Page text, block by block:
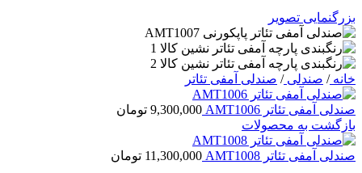
بزرگنمایی تصویر
خانه/ صندلی/ صندلی آمفی تئاتر
صندلی آمفی تئاتر AMT1006 9,300,000 تومان
بازگشت به محصولات
صندلی آمفی تئاتر AMT1008 11,300,000 تومان